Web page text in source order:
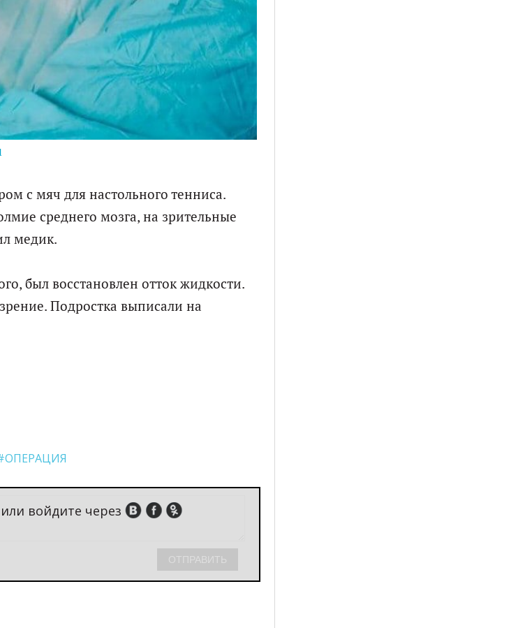
с мяч для настольного тенниса.
среднего мозга, на зрительные
медик.
был восстановлен отток жидкости.
Подростка выписали на
или войдите через